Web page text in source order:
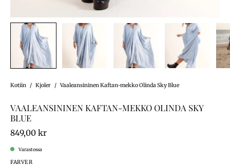
Kotiin / Kjoler / Vaaleansininen Kaftan-mekko Olinda Sky Blue
VAALEANSININEN KAFTAN-MEKKO OLINDA SKY
BLUE
849,00 kr
Varastossa
FARVER